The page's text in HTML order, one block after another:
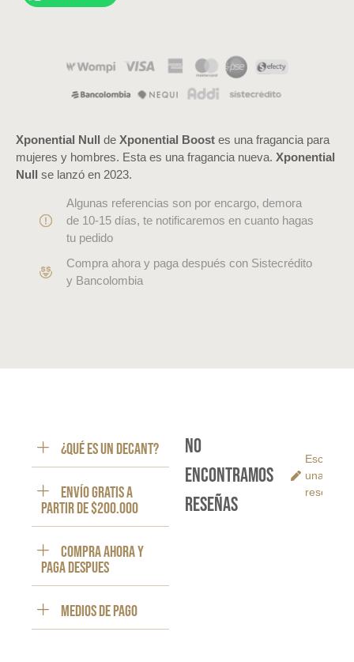
Xponential Null de Xponential Boost es una fragancia para
mujeres y hombres. Esta es una fragancia nueva. Xponential
Null se lanzó en 2023.
Algunas referencias son por encargo, demora
de 10-15 días, te notificaremos en cuanto hagas
tu pedido
Compra ahora y paga después con Sistecrédito
y Bancolombia
¿Qué es un decant?
ENVÍO GRATIS a
partir de $200.000
Compra ahora y
paga despues
Medios de pago
No
encontramos
reseñas
Escribe
una
reseña